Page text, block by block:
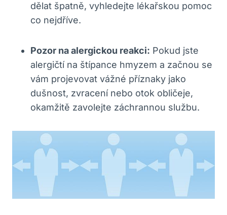
dělat špatně, vyhledejte lékařskou pomoc
co nejdříve.
Pozor na alergickou reakci: Pokud jste
alergičtí na štípance hmyzem a začnou se
vám projevovat vážné příznaky jako
dušnost, zvracení nebo otok obličeje,
okamžitě zavolejte záchrannou službu.